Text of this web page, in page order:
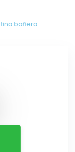
tina bañera